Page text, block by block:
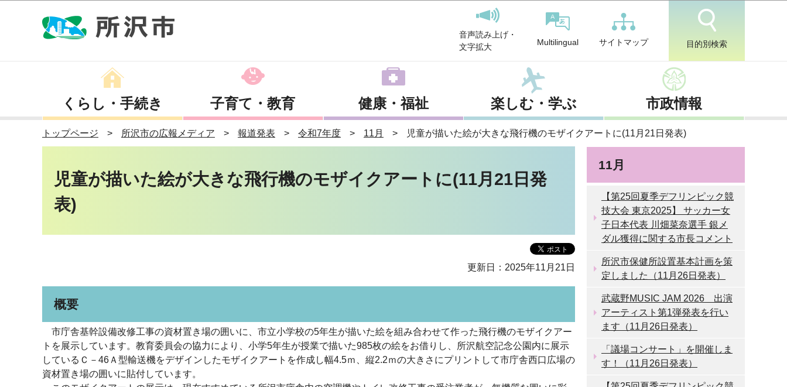
音声読み上げ・
文字拡大
Multilingual サイトマップ 目的別検索
くらし・手続き 子育て・教育 健康・福祉 楽しむ・学ぶ 市政情報
トップページ 所沢市の広報メディア 報道発表 令和7年度 11月 児童が描いた絵が大きな飛行機のモザイクアートに(11月21日発表)
児童が描いた絵が大きな飛行機のモザイクアートに(11月21日発
表)
更新日：2025年11月21日
概要
市庁舎基幹設備改修工事の資材置き場の囲いに、市立小学校の5年生が描いた絵を組み合わせて作った飛行機のモザイクアー
トを展示しています。教育委員会の協力により、小学5年生が授業で描いた985枚の絵をお借りし、所沢航空記念公園内に展示
しているＣ－46Ａ型輸送機をデザインしたモザイクアートを作成し幅4.5ｍ、縦2.2ｍの大きさにプリントして市庁舎西口広場の
資材置き場の囲いに貼付しています。
11月
【第25回夏季デフリンピック競
技大会 東京2025】 サッカー女
子日本代表 川畑菜奈選手 銀メ
ダル獲得に関する市長コメント
所沢市保健所設置基本計画を策
定しました（11月26日発表）
武蔵野MUSIC JAM 2026 出演
アーティスト第1弾発表を行い
ます（11月26日発表）
「議場コンサート」を開催しま
す！（11月26日発表）